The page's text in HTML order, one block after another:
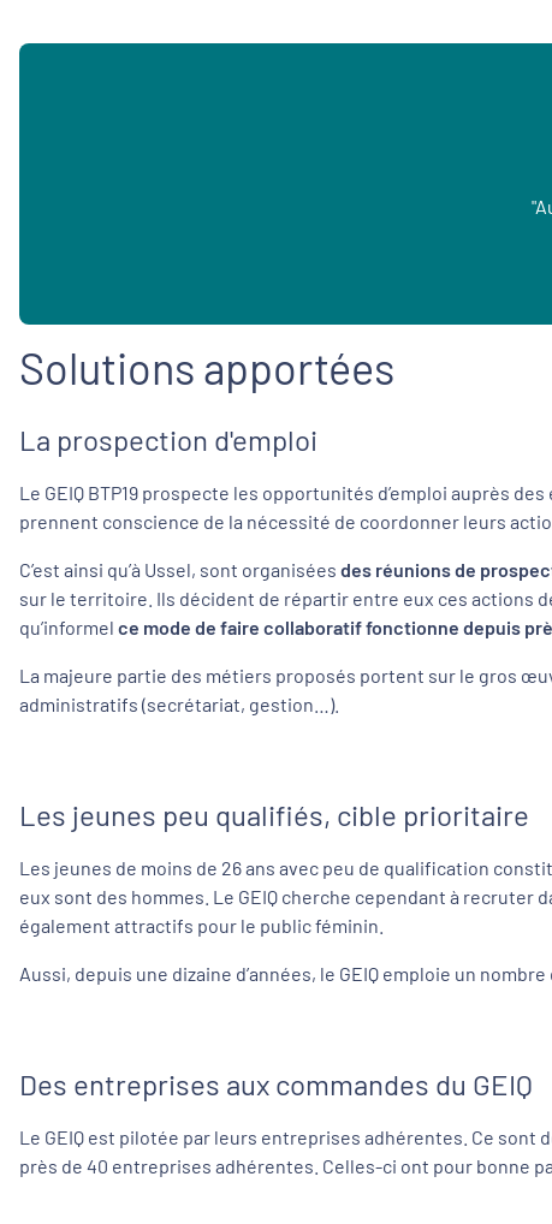
Solutions apportées
La prospection d'emploi
Le GEIQ BTP19 prospecte les opportunités d’emploi auprès
prennent conscience de la nécessité de coordonner leurs
C’est ainsi qu’à Ussel, sont organisées des réunions de
sur le territoire. Ils décident de répartir entre eux ces actions
qu’informel ce mode de faire collaboratif fonctionne depuis
La majeure partie des métiers proposés portent sur le gros
administratifs (secrétariat, gestion…).
Les jeunes peu qualifiés, cible prioritaire
Les jeunes de moins de 26 ans avec peu de qualification
eux sont des hommes. Le GEIQ cherche cependant à
également attractifs pour le public féminin.
Aussi, depuis une dizaine d’années, le GEIQ emploie un
Des entreprises aux commandes du GEIQ
Le GEIQ est pilotée par leurs entreprises adhérentes. Ce sont
près de 40 entreprises adhérentes. Celles-ci ont pour bonne